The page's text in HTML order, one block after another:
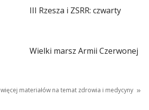
III Rzesza i ZSRR: czwarty
Wielki marsz Armii Czerwonej
więcej materiałów na temat zdrowia i medycyny